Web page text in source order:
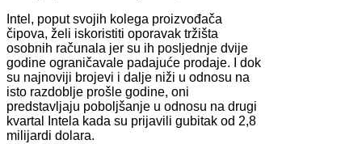
Intel, poput svojih kolega proizvođača
čipova, želi iskoristiti oporavak tržišta
osobnih računala jer su ih posljednje dvije
godine ograničavale padajuće prodaje. I dok
su najnoviji brojevi i dalje niži u odnosu na
isto razdoblje prošle godine, oni
predstavljaju poboljšanje u odnosu na drugi
kvartal Intela kada su prijavili gubitak od 2,8
milijardi dolara.